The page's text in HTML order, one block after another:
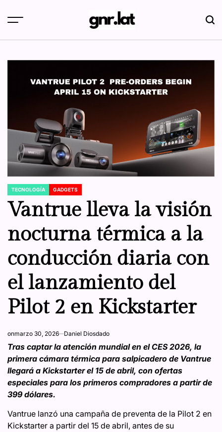
POSTED
IN
TECNOLOGÍA GADGETS
Vantrue lleva la visión
nocturna térmica a la
conducción diaria con
el lanzamiento del
Pilot 2 en Kickstarter
onmarzo 30, 2026 Daniel Diosdado
Tras captar la atención mundial en el CES 2026, la
primera cámara térmica para salpicadero de Vantrue
llegará a Kickstarter el 15 de abril, con ofertas
especiales para los primeros compradores a partir de
399 dólares.
Vantrue lanzó una campaña de preventa de la Pilot 2 en
Kickstarter a partir del 15 de abril, antes de su